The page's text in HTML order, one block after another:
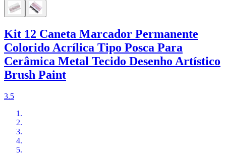
Kit 12 Caneta Marcador Permanente
Colorido Acrílica Tipo Posca Para
Cerâmica Metal Tecido Desenho Artístico
Brush Paint
3.5